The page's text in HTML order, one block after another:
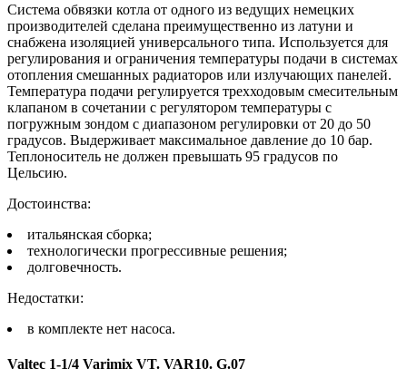
Система обвязки котла от одного из ведущих немецких
производителей сделана преимущественно из латуни и
снабжена изоляцией универсального типа. Используется для
регулирования и ограничения температуры подачи в системах
отопления смешанных радиаторов или излучающих панелей.
Температура подачи регулируется трехходовым смесительным
клапаном в сочетании с регулятором температуры с
погружным зондом с диапазоном регулировки от 20 до 50
градусов. Выдерживает максимальное давление до 10 бар.
Теплоноситель не должен превышать 95 градусов по
Цельсию.
Достоинства:
итальянская сборка;
технологически прогрессивные решения;
долговечность.
Недостатки:
в комплекте нет насоса.
Valtec 1-1/4 Varimix VT. VAR10. G.07